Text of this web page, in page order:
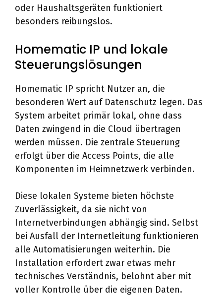
oder Haushaltsgeräten funktioniert
besonders reibungslos.
Homematic IP und lokale
Steuerungslösungen
Homematic IP spricht Nutzer an, die
besonderen Wert auf Datenschutz legen. Das
System arbeitet primär lokal, ohne dass
Daten zwingend in die Cloud übertragen
werden müssen. Die zentrale Steuerung
erfolgt über die Access Points, die alle
Komponenten im Heimnetzwerk verbinden.
Diese lokalen Systeme bieten höchste
Zuverlässigkeit, da sie nicht von
Internetverbindungen abhängig sind. Selbst
bei Ausfall der Internetleitung funktionieren
alle Automatisierungen weiterhin. Die
Installation erfordert zwar etwas mehr
technisches Verständnis, belohnt aber mit
voller Kontrolle über die eigenen Daten.